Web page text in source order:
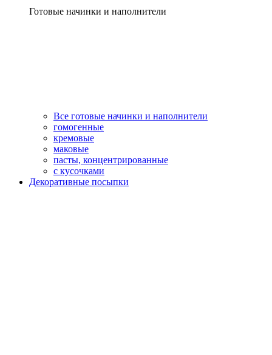
Готовые начинки и наполнители
Все готовые начинки и наполнители
гомогенные
кремовые
маковые
пасты, концентрированные
с кусочками
Декоративные посыпки